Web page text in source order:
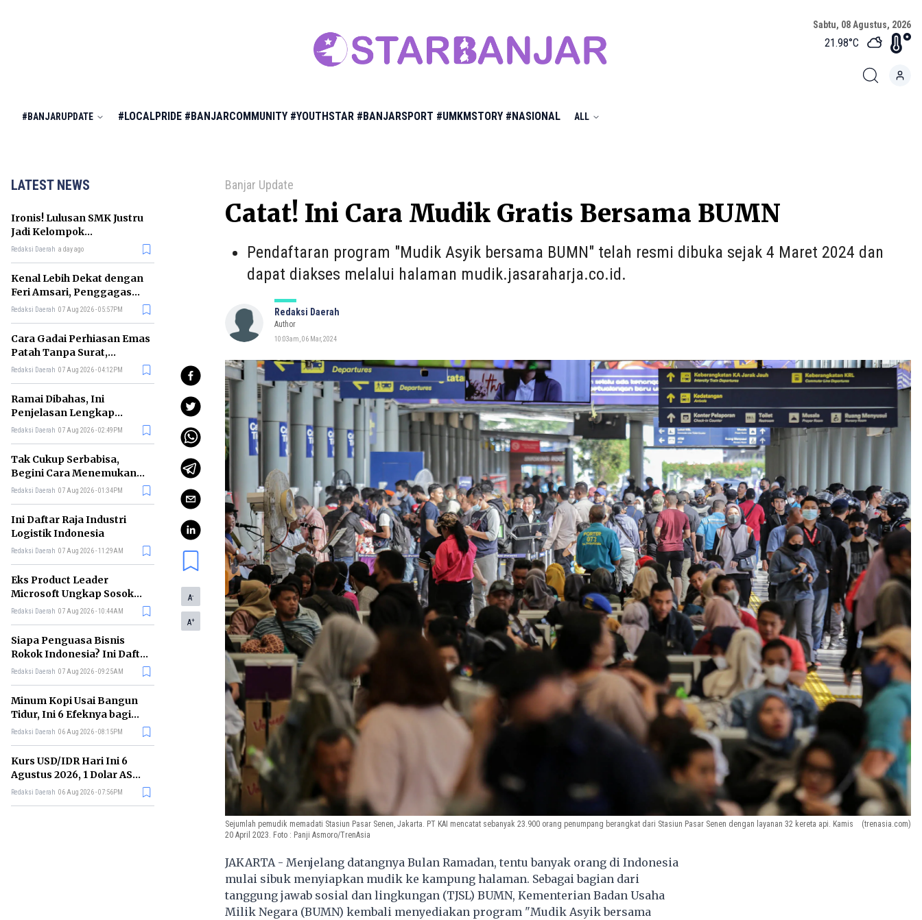
Sabtu, 08 Agustus, 2026
21.98°C
#BANJARUPDATE #LOCALPRIDE #BANJARCOMMUNITY #YOUTHSTAR #BANJARSPORT #UMKMSTORY #NASIONAL ALL
LATEST NEWS
Ironis! Lulusan SMK Justru
Jadi Kelompok
Pengangguran Terbanyak
Redaksi Daerah a day ago
Kenal Lebih Dekat dengan
Feri Amsari, Penggagas
Kabinet Bayangan
Redaksi Daerah 07 Aug 2026 - 05:57PM
Cara Gadai Perhiasan Emas
Patah Tanpa Surat,
Ternyata Tetap Bisa!
Redaksi Daerah 07 Aug 2026 - 04:12PM
Ramai Dibahas, Ini
Penjelasan Lengkap
tentang Konsep Kabinet
Redaksi Daerah 07 Aug 2026 - 02:49PM
Tak Cukup Serbabisa,
Begini Cara Menemukan
'Spike' agar CV Dilirik HR
Redaksi Daerah 07 Aug 2026 - 01:34PM
Ini Daftar Raja Industri
Logistik Indonesia
Redaksi Daerah 07 Aug 2026 - 11:29AM
Eks Product Leader
Microsoft Ungkap Sosok
yang Paling Cocok
Redaksi Daerah 07 Aug 2026 - 10:44AM
Siapa Penguasa Bisnis
Rokok Indonesia? Ini Daftar
Perusahaan Terbesarnya
Redaksi Daerah 07 Aug 2026 - 09:25AM
Minum Kopi Usai Bangun
Tidur, Ini 6 Efeknya bagi
Kesehatan Tubuh
Redaksi Daerah 06 Aug 2026 - 08:15PM
Kurs USD/IDR Hari Ini 6
Agustus 2026, 1 Dolar AS
Kini Berapa Rupiah?
Redaksi Daerah 06 Aug 2026 - 07:56PM
Banjar Update
Catat! Ini Cara Mudik Gratis Bersama BUMN
Pendaftaran program "Mudik Asyik bersama BUMN" telah resmi dibuka sejak 4 Maret 2024 dan
dapat diakses melalui halaman mudik.jasaraharja.co.id.
Redaksi Daerah
Author
10:03am, 06 Mar, 2024
A-
A+
Sejumlah pemudik memadati Stasiun Pasar Senen, Jakarta. PT KAI mencatat sebanyak 23.900 orang penumpang berangkat dari Stasiun Pasar Senen dengan layanan 32 kereta api. Kamis
20 April 2023. Foto : Panji Asmoro/TrenAsia
(trenasia.com)
JAKARTA - Menjelang datangnya Bulan Ramadan, tentu banyak orang di Indonesia
mulai sibuk menyiapkan mudik ke kampung halaman. Sebagai bagian dari
tanggung jawab sosial dan lingkungan (TJSL) BUMN, Kementerian Badan Usaha
Milik Negara (BUMN) kembali menyediakan program "Mudik Asyik bersama